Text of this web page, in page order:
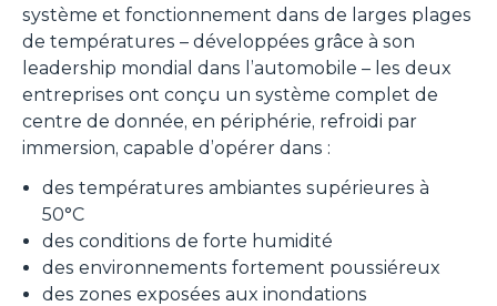
système et fonctionnement dans de larges plages
de températures – développées grâce à son
leadership mondial dans l’automobile – les deux
entreprises ont conçu un système complet de
centre de donnée, en périphérie, refroidi par
immersion, capable d’opérer dans :
des températures ambiantes supérieures à
50°C
des conditions de forte humidité
des environnements fortement poussiéreux
des zones exposées aux inondations